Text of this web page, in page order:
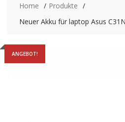
Home
Produkte
Neuer Akku für laptop Asus
ANGEBOT!